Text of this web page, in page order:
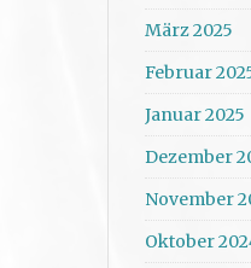
März 2025
Februar
Januar 2025
Dezember
November
Oktober